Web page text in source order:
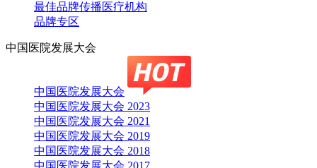
最佳品牌传播医疗机构
品牌专区
中国医院发展大会
中国医院发展大会
中国医院发展大会 2023
中国医院发展大会 2021
中国医院发展大会 2019
中国医院发展大会 2018